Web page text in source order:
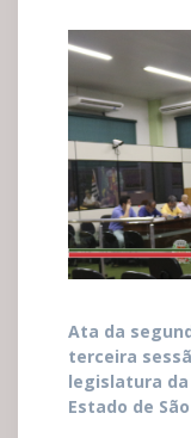
Ata da
terceira
legislatura da
Estado de